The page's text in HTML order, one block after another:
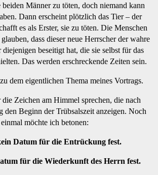
beiden Männer zu töten, doch niemand kann
Dann erscheint plötzlich das Tier – der
es als Erster, sie zu töten. Die Menschen
dass dieser neue Herrscher der wahre
beseitigt hat, die sie selbst für das
Das werden erschreckende Zeiten sein.
dem eigentlichen Thema meines Vortrags.
Zeichen am Himmel sprechen, die nach
den Beginn der Trübsalszeit anzeigen. Noch
einmal möchte ich betonen:
Datum für die Entrückung fest.
für die Wiederkunft des Herrn fest.